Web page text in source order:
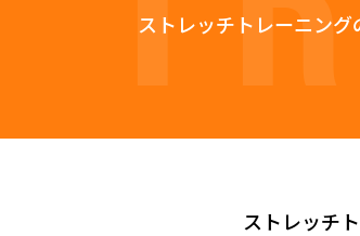
ストレッチトレーニング
ストレッチ